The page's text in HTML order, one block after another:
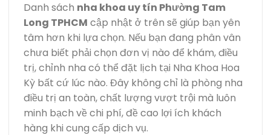
Danh sách nha khoa uy tín Phường Tam
Long TPHCM cập nhật ở trên sẽ giúp bạn yên
tâm hơn khi lựa chọn. Nếu bạn đang phân vân
chưa biết phải chọn đơn vị nào để khám, điều
trị, chỉnh nha có thể đặt lịch tại Nha Khoa Hoa
Kỳ bất cứ lúc nào. Đây không chỉ là phòng nha
điều trị an toàn, chất lượng vượt trội mà luôn
minh bạch về chi phí, đề cao lợi ích khách
hàng khi cung cấp dịch vụ.